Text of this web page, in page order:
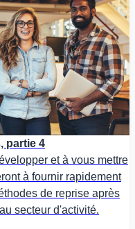
partie 4
et à vous mettre
à fournir rapidement
de reprise après
secteur d'activité.